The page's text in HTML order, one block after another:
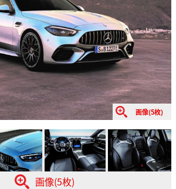
画像(5枚)
画像(5枚)